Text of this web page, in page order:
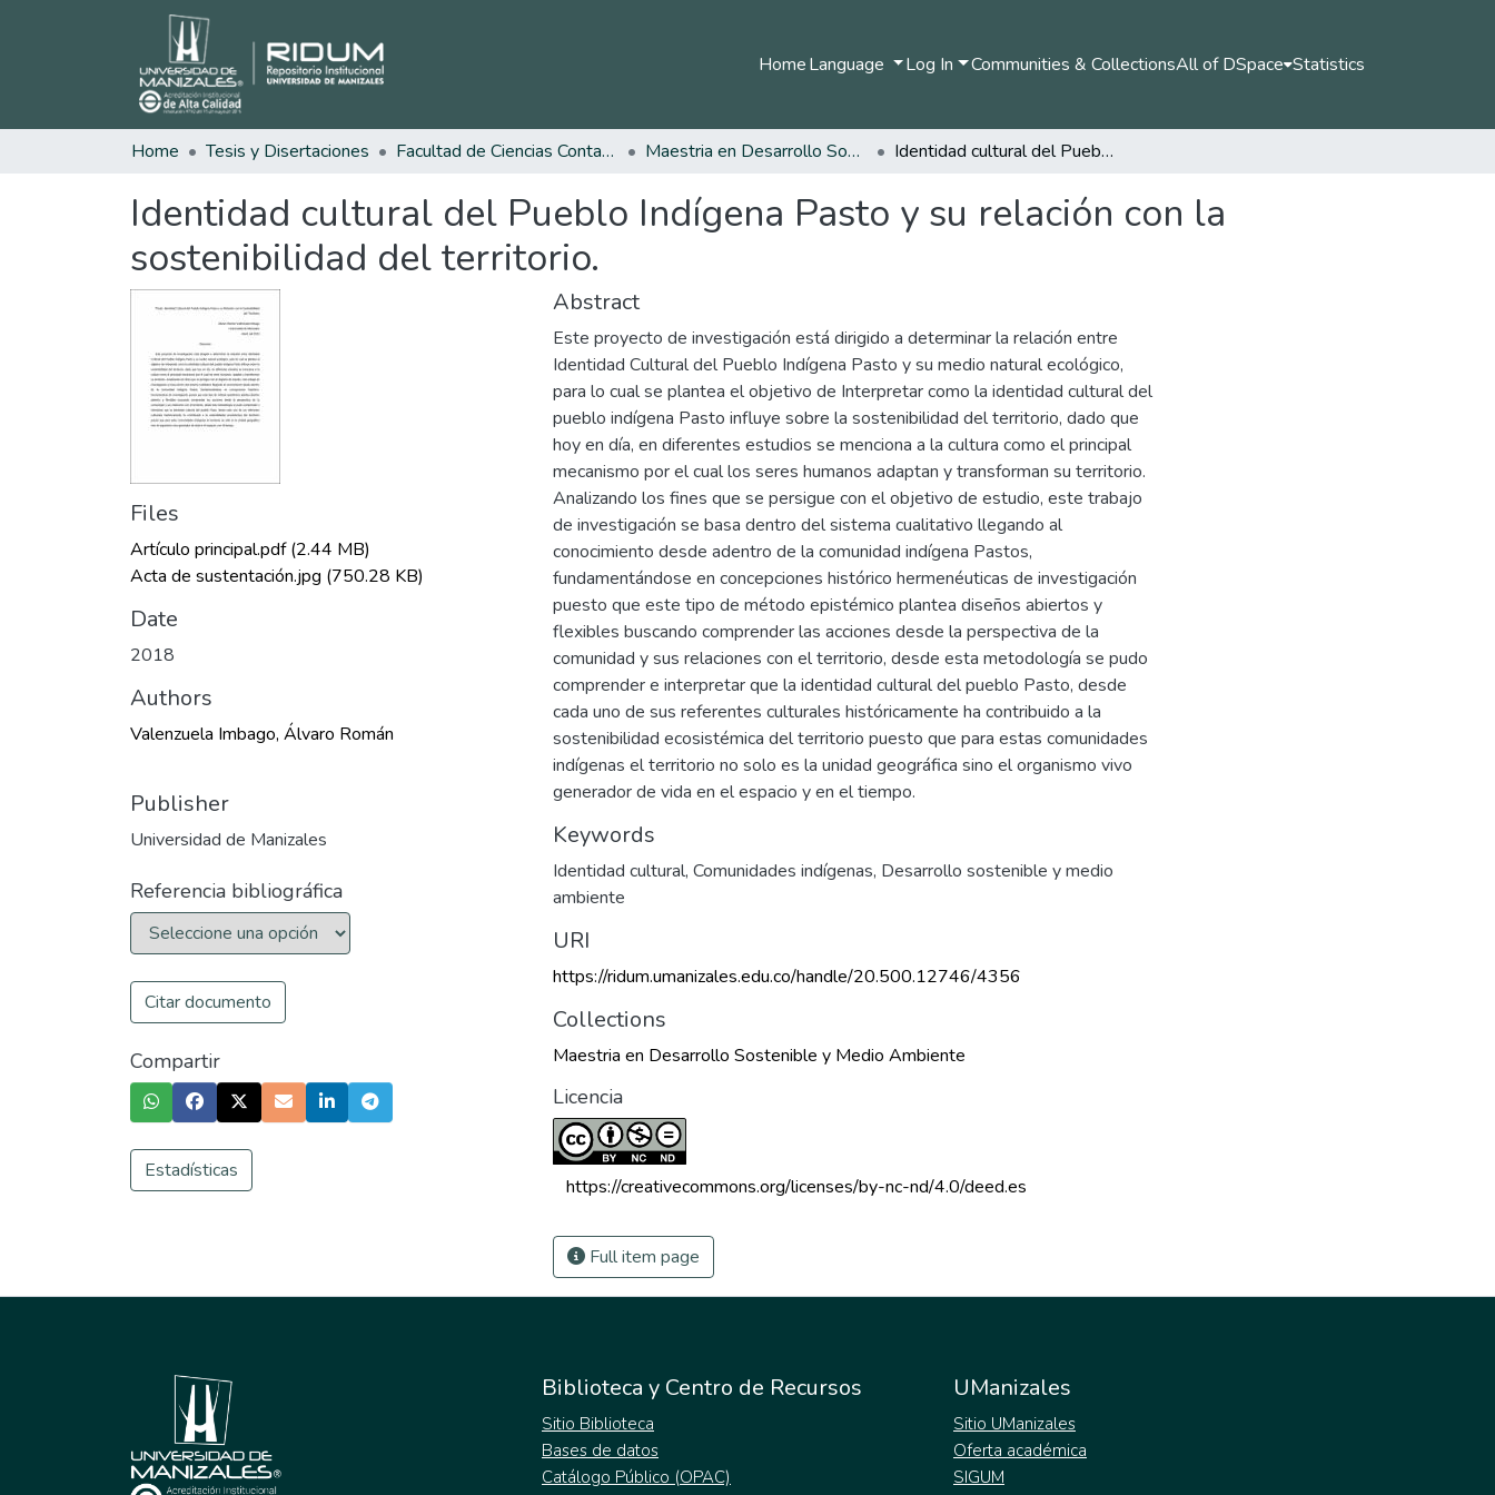
HomeLanguage Log In Communities & CollectionsAll of DSpace Statistics
Home Tesis y Disertaciones Facultad de Ciencias Contables Económicas y Administrativas Maestria en Desarrollo Sostenible y Medio Ambiente Identidad cultural del Pueblo Indígena Pasto y su relación con la sostenibilidad del territorio.
Identidad cultural del Pueblo Indígena Pasto y su relación con la
sostenibilidad del territorio.
Files
Artículo principal.pdf(2.44 MB)
Acta de sustentación.jpg (750.28 KB)
Date
2018
Authors
Valenzuela Imbago, Álvaro Román
Publisher
Universidad de Manizales
Referencia bibliográfica
Citar documento
Compartir
Estadísticas
Abstract
Este proyecto de investigación está dirigido a determinar la relación entre
Identidad Cultural del Pueblo Indígena Pasto y su medio natural ecológico,
para lo cual se plantea el objetivo de Interpretar como la identidad cultural del
pueblo indígena Pasto influye sobre la sostenibilidad del territorio, dado que
hoy en día, en diferentes estudios se menciona a la cultura como el principal
mecanismo por el cual los seres humanos adaptan y transforman su territorio.
Analizando los fines que se persigue con el objetivo de estudio, este trabajo
de investigación se basa dentro del sistema cualitativo llegando al
conocimiento desde adentro de la comunidad indígena Pastos,
fundamentándose en concepciones histórico hermenéuticas de investigación
puesto que este tipo de método epistémico plantea diseños abiertos y
flexibles buscando comprender las acciones desde la perspectiva de la
comunidad y sus relaciones con el territorio, desde esta metodología se pudo
comprender e interpretar que la identidad cultural del pueblo Pasto, desde
cada uno de sus referentes culturales históricamente ha contribuido a la
sostenibilidad ecosistémica del territorio puesto que para estas comunidades
indígenas el territorio no solo es la unidad geográfica sino el organismo vivo
generador de vida en el espacio y en el tiempo.
Keywords
Identidad cultural, Comunidades indígenas, Desarrollo sostenible y medio
ambiente
URI
https://ridum.umanizales.edu.co/handle/20.500.12746/4356
Collections
Maestria en Desarrollo Sostenible y Medio Ambiente
Licencia
https://creativecommons.org/licenses/by-nc-nd/4.0/deed.es
Full item page
Biblioteca y Centro de Recursos
Sitio Biblioteca
Bases de datos
Catálogo Público (OPAC)
UManizales
Sitio UManizales
Oferta académica
SIGUM